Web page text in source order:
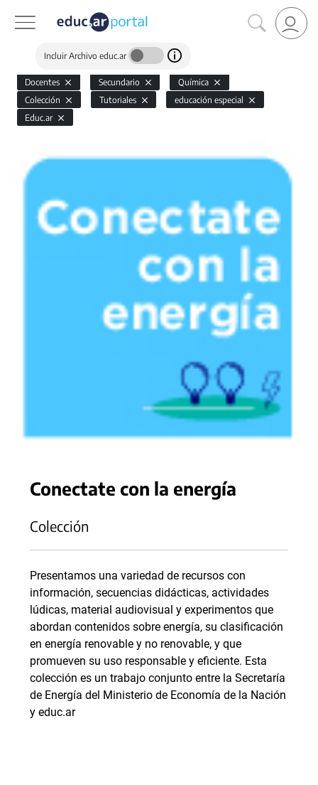
Incluir Archivo educ.ar
Docentes Secundario
Química
Colección
Tutoriales
educación especial
Educ.ar
Conectate con la energía
Colección
Presentamos una variedad de recursos con
información, secuencias didácticas, actividades
lúdicas, material audiovisual y experimentos que
abordan contenidos sobre energía, su clasificación
en energía renovable y no renovable, y que
promueven su uso responsable y eficiente. Esta
colección es un trabajo conjunto entre la Secretaría
de Energía del Ministerio de Economía de la Nación
y educ.ar